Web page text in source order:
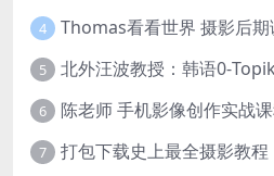
4
5 北外汪波教授：韩语0-
6
7 打包下载史上最全摄影教程